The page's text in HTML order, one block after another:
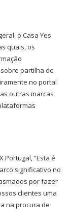
o Casa Yes
quais, os
partilha de
no portal
outras marcas
Portugal, “Esta é
significativo no
por fazer
clientes uma
na procura de